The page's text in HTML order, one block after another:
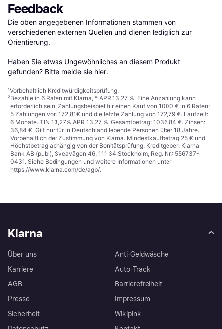
Feedback
Die oben angegebenen Informationen stammen von
verschiedenen externen Quellen und dienen lediglich zur
Orientierung.
Haben Sie etwas Ungewöhnliches an diesem Produkt
gefunden? Bitte melde sie hier.
¹Vorbehaltlich Kreditwürdigkeitsprüfung.
²Bezahle in 6 Raten mit Klarna, * APR 13,27 %. Eine Anzahlung kann
erforderlich sein. Zahlungsbeispiel für einen Kauf von 1000 € in 6 Raten:
5 Zahlungen von 172,81€ und die letzte Zahlung von 172,79 €. Laufzeit:
6 Monate. TIN 13,27% APR 13,27 %. Gesamtbetrag: 1036,84 €. Zinsen:
36,84 €. Gilt nur für in Deutschland lebende Personen über 18 Jahre.
Vorbehaltlich der Zustimmung von Klarna. Mindestkaufbetrag 25 € und
Höchstbetrag abhängig von der Bonitätsprüfung. Kreditgeber: Klarna
Bank AB (publ), Sveavägen 46, 111 34 Stockholm, Reg. Nr.: 556737-
0431. Siehe Bedingungen und weitere Informationen unter
https://www.klarna.com/de/agb/.
Klarna
Über uns
Karriere
AGB
Presse
Sicherheit
Anti-Geldwäsche
Auto-Track
Barrierefreiheit
Impressum
Wikipink